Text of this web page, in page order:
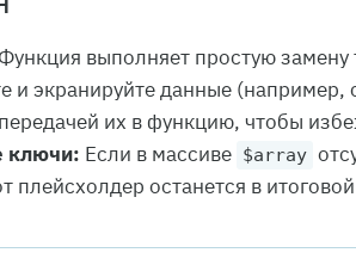
выполняет простую замену
и экранируйте данные
передачей их в функцию, чтобы
ключи: Если в массиве $array
плейсхолдер останется в